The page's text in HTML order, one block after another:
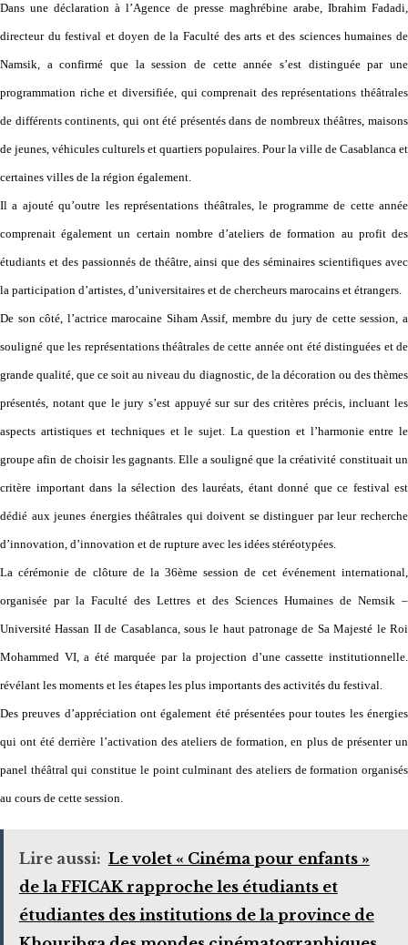
Dans une déclaration à l’Agence de presse maghrébine arabe, Ibrahim Fadadi,
directeur du festival et doyen de la Faculté des arts et des sciences humaines de
Namsik, a confirmé que la session de cette année s’est distinguée par une
programmation riche et diversifiée, qui comprenait des représentations théâtrales
de différents continents, qui ont été présentés dans de nombreux théâtres, maisons
de jeunes, véhicules culturels et quartiers populaires. Pour la ville de Casablanca et
certaines villes de la région également.
Il a ajouté qu’outre les représentations théâtrales, le programme de cette année
comprenait également un certain nombre d’ateliers de formation au profit des
étudiants et des passionnés de théâtre, ainsi que des séminaires scientifiques avec
la participation d’artistes, d’universitaires et de chercheurs marocains et étrangers.
De son côté, l’actrice marocaine Siham Assif, membre du jury de cette session, a
souligné que les représentations théâtrales de cette année ont été distinguées et de
grande qualité, que ce soit au niveau du diagnostic, de la décoration ou des thèmes
présentés, notant que le jury s’est appuyé sur sur des critères précis, incluant les
aspects artistiques et techniques et le sujet. La question et l’harmonie entre le
groupe afin de choisir les gagnants. Elle a souligné que la créativité constituait un
critère important dans la sélection des lauréats, étant donné que ce festival est
dédié aux jeunes énergies théâtrales qui doivent se distinguer par leur recherche
d’innovation, d’innovation et de rupture avec les idées stéréotypées.
La cérémonie de clôture de la 36ème session de cet événement international,
organisée par la Faculté des Lettres et des Sciences Humaines de Nemsik –
Université Hassan II de Casablanca, sous le haut patronage de Sa Majesté le Roi
Mohammed VI, a été marquée par la projection d’une cassette institutionnelle.
révélant les moments et les étapes les plus importants des activités du festival.
Des preuves d’appréciation ont également été présentées pour toutes les énergies
qui ont été derrière l’activation des ateliers de formation, en plus de présenter un
panel théâtral qui constitue le point culminant des ateliers de formation organisés
au cours de cette session.
Lire aussi: Le volet « Cinéma pour enfants »
de la FFICAK rapproche les étudiants et
étudiantes des institutions de la province de